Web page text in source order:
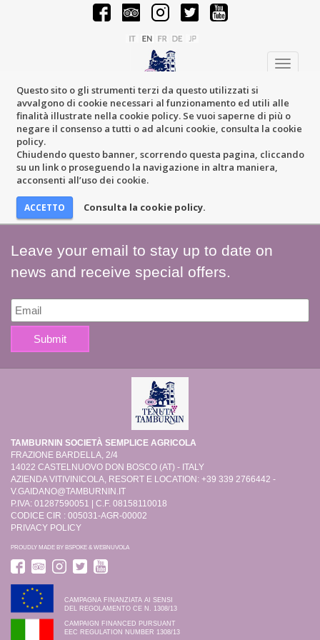
Questo sito o gli strumenti terzi da questo utilizzati si
avvalgono di cookie necessari al funzionamento ed utili alle
finalità illustrate nella cookie policy. Se vuoi saperne di più o
negare il consenso a tutti o ad alcuni cookie, consulta la cookie
policy.
Chiudendo questo banner, scorrendo questa pagina, cliccando
su un link o proseguendo la navigazione in altra maniera,
acconsenti all’uso dei cookie.
Consulta la cookie policy.
Toggle
Leave your email to stay up to date on
news and receive special offers.
TAMBURNIN SOCIETÀ SEMPLICE AGRICOLA
FRAZIONE BARDELLA, 2/4
14022 CASTELNUOVO DON BOSCO (AT) - ITALY
AZIENDA VITIVINICOLA, RESORT E LOCATION: +39 339 2766442 -
V.GAIDANO@TAMBURNIN.IT
P.IVA: 01287590051 | C.F. 08158110018
CODICE CIR : 005031-AGR-00002
PRIVACY POLICY
PROUDLY MADE BY BSPOKE & WEBNUVOLA
CAMPAGNA FINANZIATA AI SENSI
DEL REGOLAMENTO CE N. 1308/13
CAMPAIGN FINANCED PURSUANT
EEC REGULATION NUMBER 1308/13